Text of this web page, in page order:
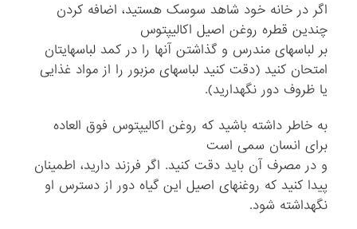
اگر در خانه خود شاهد سوسک هستید، اضافه کردن
چندین قطره روغن اصیل اکالیپتوس
بر لباسهای مندرس و گذاشتن آنها را در کمد لباسهایتان
امتحان کنید (دقت کنید لباسهای مزبور را از مواد غذایی
یا ظروف دور نگهدارید).
به خاطر داشته باشید که روغن اکالیپتوس فوق العاده
برای انسان سمی است
و در مصرف آن باید دقت کنید. اگر فرزند دارید، اطمینان
پیدا کنید که روغنهای اصیل این گیاه دور از دسترس او
نگهداشته شود.